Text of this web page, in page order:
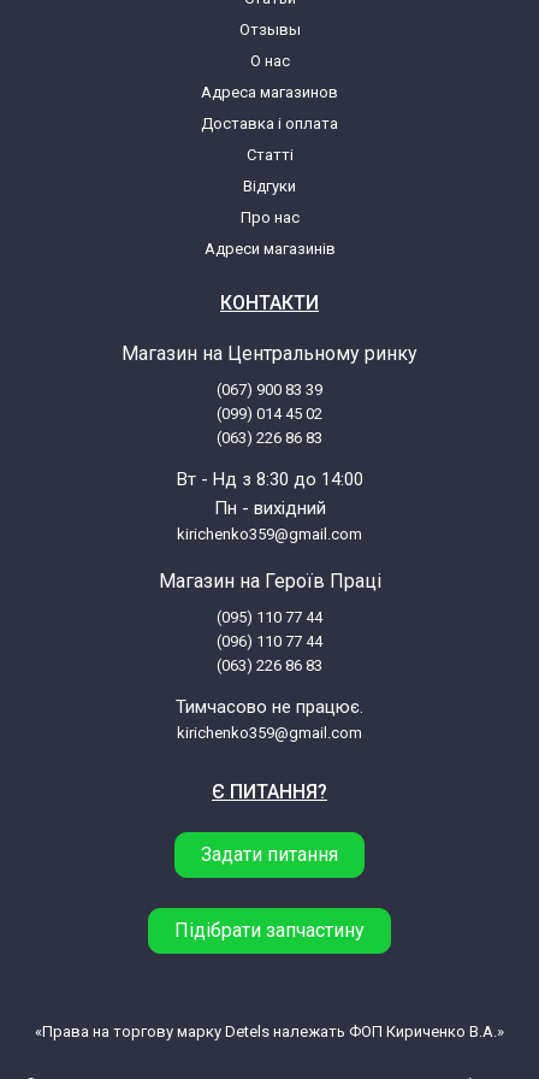
Zanussi FE1646 914521124 03
Zanussi FE827G 914522003 00
Zanussi FE827G 914522003 01
Zanussi FJE1205 914516318 00
Zanussi FJE1205 914516318 01
Zanussi FJE1205 914516381 00
Zanussi FJE1205 914516381 01
Zanussi FJE1205 914516381 02
Zanussi FJE1436 914516809 00
Zanussi FJE904 914516380 00
Zanussi FJE904 914516380 01
Отзывы
О нас
Адреса магазинов
Доставка і оплата
Статті
Відгуки
Про нас
Адреси магазинів
КОНТАКТИ
Магазин на Центральному ринку
(067) 900 83 39
(099) 014 45 02
(063) 226 86 83
Вт - Нд з 8:30 до 14:00
Пн - вихідний
kirichenko359@gmail.com
Магазин на Героїв Праці
(095) 110 77 44
(096) 110 77 44
(063) 226 86 83
Тимчасово не працює.
kirichenko359@gmail.com
Є ПИТАННЯ?
Задати питання
Підібрати запчастину
«Права на торгову марку Detels належать ФОП Кириченко В.А.»